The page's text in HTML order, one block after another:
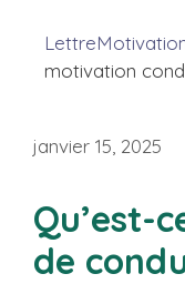
motivation
janvier 15, 2025
Qu’est-
de